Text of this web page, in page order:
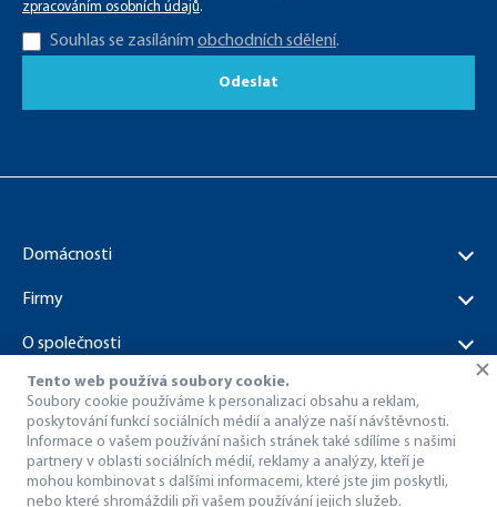
zpracováním osobních údajů.
Souhlas se zasíláním obchodních sdělení.
Odeslat
Domácnosti
Firmy
O společnosti
Dokumenty ke stažení
Tento web používá soubory cookie.
Soubory cookie používáme k personalizaci obsahu a reklam,
poskytování funkcí sociálních médií a analýze naší návštěvnosti.
Informace o vašem používání našich stránek také sdílíme s našimi
partnery v oblasti sociálních médií, reklamy a analýzy, kteří je
mohou kombinovat s dalšími informacemi, které jste jim poskytli,
nebo které shromáždili při vašem používání jejich služeb.